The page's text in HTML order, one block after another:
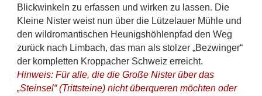
Blickwinkeln zu erfassen und wirken zu lassen. Die
Kleine Nister weist nun über die Lützelauer Mühle und
den wildromantischen Heunigshöhlenpfad den Weg
zurück nach Limbach, das man als stolzer „Bezwinger“
der kompletten Kroppacher Schweiz erreicht.
Hinweis: Für alle, die die Große Nister über das
„Steinsel“ (Trittsteine) nicht überqueren möchten oder